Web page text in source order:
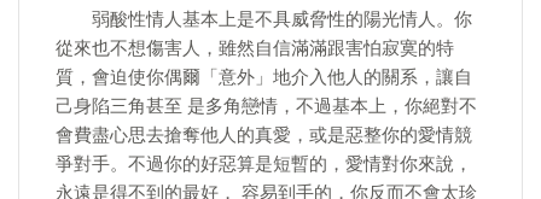
弱酸性情人基本上是不具威脅性的陽光情人。你
從來也不想傷害人，雖然自信滿滿跟害怕寂寞的特
質，會迫使你偶爾「意外」地介入他人的關系，讓自
己身陷三角甚至 是多角戀情，不過基本上，你絕對不
會費盡心思去搶奪他人的真愛，或是惡整你的愛情競
爭對手。不過你的好惡算是短暫的，愛情對你來說，
永遠是得不到的最好， 容易到手的，你反而不會太珍